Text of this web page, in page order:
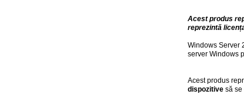
Acest produs
reprezintă
Windows Server
server Windows
Acest produs
dispozitivesă se